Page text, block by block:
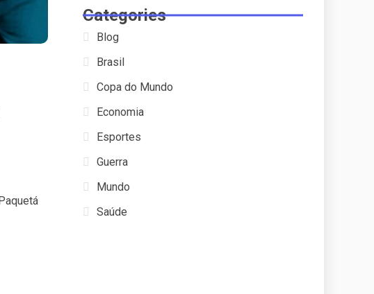
Categories
Blog
Brasil
Copa do Mundo
Economia
Esportes
Guerra
Mundo
Saúde